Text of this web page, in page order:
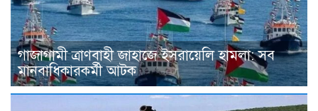
গাজাগামী ত্রাণবাহী জাহাজে ইসরায়েলি হামলা: সব
মানবাধিকারকর্মী আটক